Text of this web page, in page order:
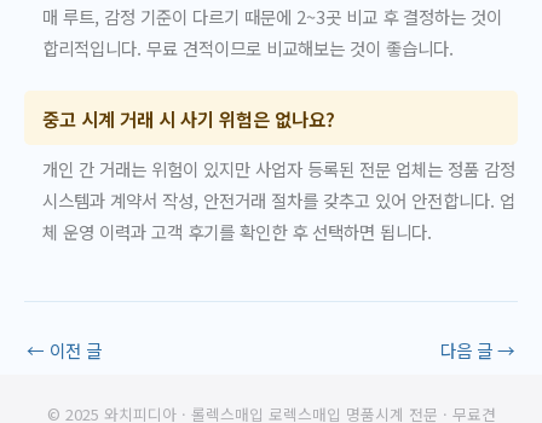
매 루트, 감정 기준이 다르기 때문에 2~3곳 비교 후 결정하는 것이
합리적입니다. 무료 견적이므로 비교해보는 것이 좋습니다.
중고 시계 거래 시 사기 위험은 없나요?
개인 간 거래는 위험이 있지만 사업자 등록된 전문 업체는 정품 감정
시스템과 계약서 작성, 안전거래 절차를 갖추고 있어 안전합니다. 업
체 운영 이력과 고객 후기를 확인한 후 선택하면 됩니다.
← 이전 글 다음 글→
© 2025 와치피디아 · 롤렉스매입 로렉스매입 명품시계 전문 · 무료견